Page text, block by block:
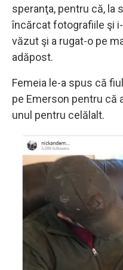
speranţa, pentru că, la
încărcat fotografiile şi
văzut şi a rugat-o pe
adăpost.
Femeia le-a spus că
pe Emerson pentru că
unul pentru celălalt.